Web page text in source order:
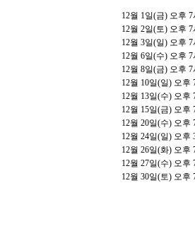
12월 1일(금) 오후 7
12월 2일(토) 오후 7
12월 3일(일) 오후 7
12월 6일(수) 오후 7
12월 8일(금) 오후 7
12월 10일(일) 오후
12월 13일(수) 오후
12월 15일(금) 오후
12월 20일(수) 오후
12월 24일(일) 오후
12월 26일(화) 오후
12월 27일(수) 오후
12월 30일(토) 오후